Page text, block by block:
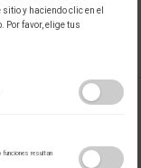
y haciendo clic en el
Por favor, elige tus
funciones resultan